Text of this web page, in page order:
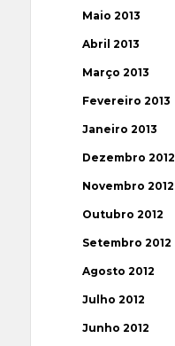
Maio 2013
Abril 2013
Março 2013
Fevereiro 2013
Janeiro 2013
Dezembro 2012
Novembro 2012
Outubro 2012
Setembro 2012
Agosto 2012
Julho 2012
Junho 2012